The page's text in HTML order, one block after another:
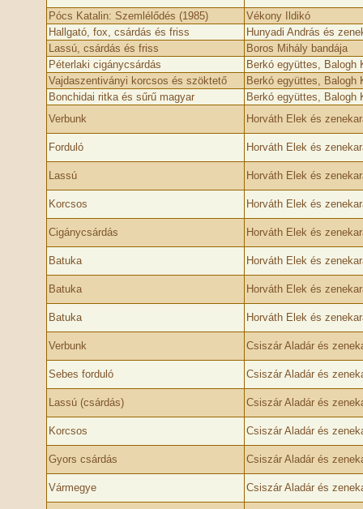
Pócs Katalin: Szemlélődés (1985)
Vékony Ildikó
Hallgató, fox, csárdás és friss
Hunyadi András és
Lassú, csárdás és friss
Boros Mihály bandája
Péterlaki cigánycsárdás
Berkó együttes, Balogh
Vajdaszentiványi korcsos és szöktető
Berkó együttes, Balogh
Bonchidai ritka és sűrű magyar
Berkó együttes, Balogh
Verbunk
Horváth Elek és
Forduló Horváth Elek és
Lassú Horváth Elek és
Korcsos Horváth Elek és
Cigánycsárdás Horváth Elek és
Batuka Horváth Elek és
Batuka Horváth Elek és
Batuka Horváth Elek és
Verbunk Csiszár Aladár és
Sebes forduló Csiszár Aladár és
Lassú (csárdás) Csiszár Aladár és
Korcsos Csiszár Aladár és
Gyors csárdás Csiszár Aladár és
Vármegye Csiszár Aladár és